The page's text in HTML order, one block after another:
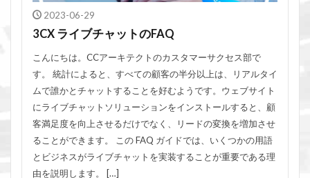
2023-06-29
3CX ライブチャットのFAQ
こんにちは。CCアーキテクトのカスタマーサクセス部で
す。 統計によると、すべての顧客の半分以上は、リアルタイ
ムで誰かとチャットすることを好むようです。ウェブサイト
にライブチャットソリューションをインストールすると、顧
客満足度を向上させるだけでなく、リードの変換を増加させ
ることができます。 この FAQ ガイドでは、いくつかの用語
とビジネスがライブチャットを実装することが重要である理
由を説明します。 […]